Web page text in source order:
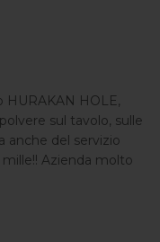
HURAKAN HOLE,
sul tavolo, sulle
anche del servizio
Azienda molto